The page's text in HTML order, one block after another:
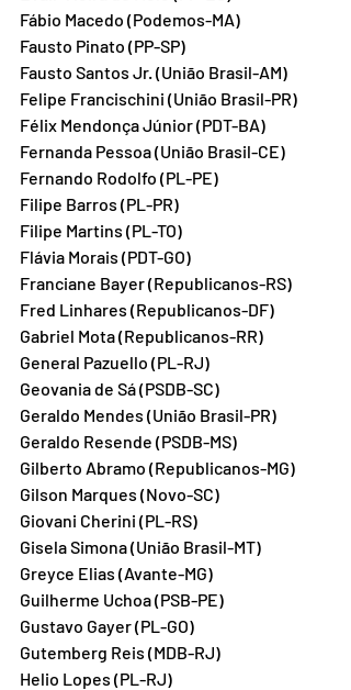
Fábio Macedo (Podemos-MA)
Fausto Pinato (PP-SP)
Fausto Santos Jr. (União Brasil-AM)
Felipe Francischini (União Brasil-PR)
Félix Mendonça Júnior (PDT-BA)
Fernanda Pessoa (União Brasil-CE)
Fernando Rodolfo (PL-PE)
Filipe Barros (PL-PR)
Filipe Martins (PL-TO)
Flávia Morais (PDT-GO)
Franciane Bayer (Republicanos-RS)
Fred Linhares (Republicanos-DF)
Gabriel Mota (Republicanos-RR)
General Pazuello (PL-RJ)
Geovania de Sá (PSDB-SC)
Geraldo Mendes (União Brasil-PR)
Geraldo Resende (PSDB-MS)
Gilberto Abramo (Republicanos-MG)
Gilson Marques (Novo-SC)
Giovani Cherini (PL-RS)
Gisela Simona (União Brasil-MT)
Greyce Elias (Avante-MG)
Guilherme Uchoa (PSB-PE)
Gustavo Gayer (PL-GO)
Gutemberg Reis (MDB-RJ)
Helio Lopes (PL-RJ)